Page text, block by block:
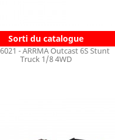
Sorti du catalogue
- ARRMA Outcast 6S Stunt
Truck 1/8 4WD